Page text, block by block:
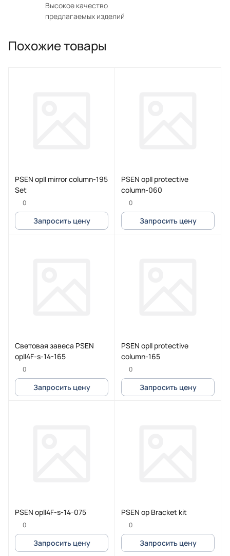
Высокое качество
предлагаемых изделий
Похожие товары
PSEN opII mirror column-195
Set
0
Запросить цену
PSEN opII protective
column-060
0
Запросить цену
Световая завеса PSEN
opII4F-s-14-165
0
Запросить цену
PSEN opII protective
column-165
0
Запросить цену
PSEN opII4F-s-14-075
0
Запросить цену
PSEN op Bracket kit
0
Запросить цену